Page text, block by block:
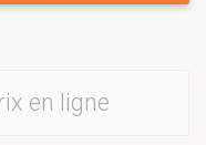
en ligne